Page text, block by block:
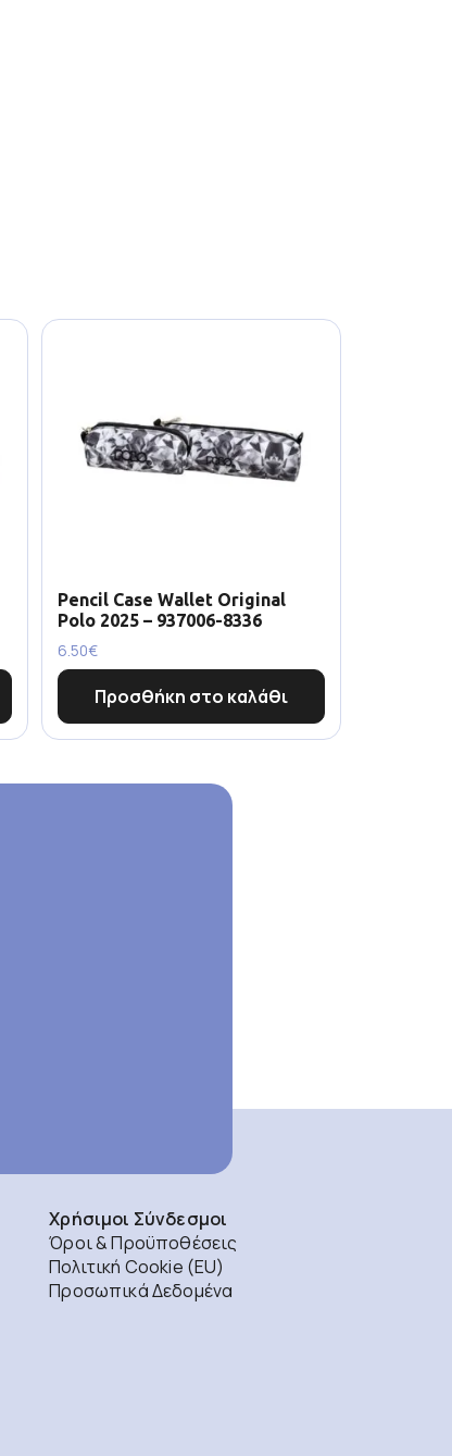
Pencil Case Wallet Original
Polo 2025 – 937006-8336
6.50€
Προσθήκη στο καλάθι
Χρήσιμοι Σύνδεσμοι
Όροι & Προϋποθέσεις
Πολιτική Cookie (EU)
Προσωπικά Δεδομένα